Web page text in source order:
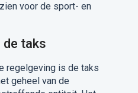
voor de sport- en
de taks
regelgeving is de taks
geheel van de